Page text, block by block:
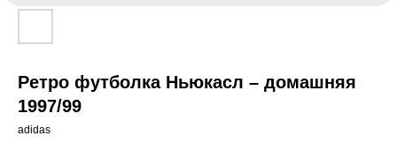
Ретро футболка Ньюкасл – домашняя
1997/99
adidas